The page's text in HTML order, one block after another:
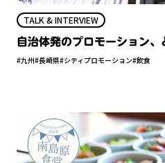
TALK & INTERVIEW
自治体発のプロモーション
〈前篇〉
#九州#長崎県#シティプロモーション#飲食